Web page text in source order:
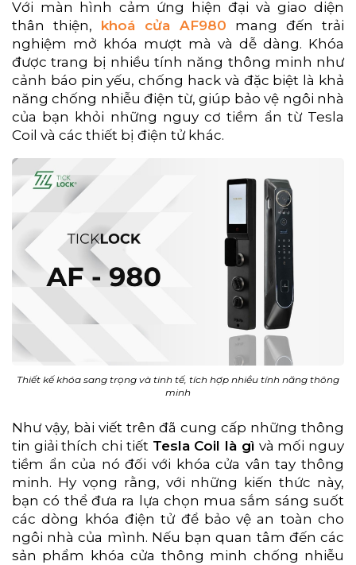
Với màn hình cảm ứng hiện đại và giao diện
thân thiện, khoá cửa AF980 mang đến trải
nghiệm mở khóa mượt mà và dễ dàng. Khóa
được trang bị nhiều tính năng thông minh như
cảnh báo pin yếu, chống hack và đặc biệt là khả
năng chống nhiễu điện từ, giúp bảo vệ ngôi nhà
của bạn khỏi những nguy cơ tiềm ẩn từ Tesla
Coil và các thiết bị điện tử khác.
Thiết kế khóa sang trọng và tinh tế, tích hợp nhiều tính năng thông
minh
Như vậy, bài viết trên đã cung cấp những thông
tin giải thích chi tiết Tesla Coil là gì và mối nguy
tiềm ẩn của nó đối với khóa cửa vân tay thông
minh. Hy vọng rằng, với những kiến thức này,
bạn có thể đưa ra lựa chọn mua sắm sáng suốt
các dòng khóa điện tử để bảo vệ an toàn cho
ngôi nhà của mình. Nếu bạn quan tâm đến các
sản phẩm khóa cửa thông minh chống nhiễu